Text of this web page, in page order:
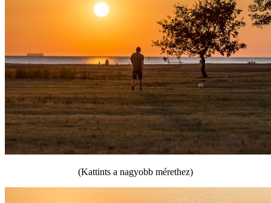
(Kattints a nagyobb mérethez)